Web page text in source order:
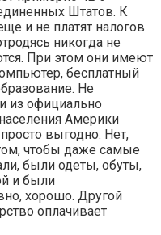
Штатов. К
и не платят налогов.
никогда не
При этом они имеют
бесплатный
Не
из официально
Америки
выгодно. Нет,
чтобы даже самые
были одеты, обуты,
и были
хорошо. Другой
оплачивает